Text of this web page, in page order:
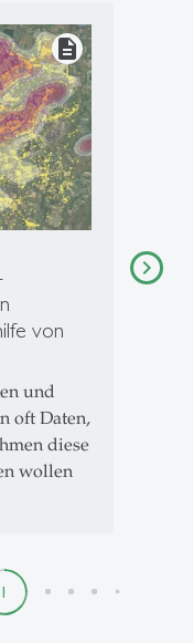
description
von
und
oft Daten,
diese
wollen
1 2 3 4 5